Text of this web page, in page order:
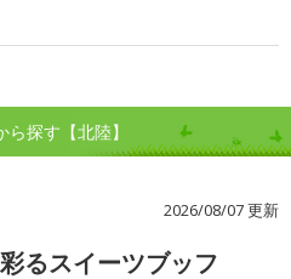
探す【北陸】
2026/08/07 更新
るスイーツブッフ